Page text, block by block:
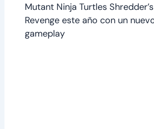
Mutant Ninja Turtles Shredder’s
Revenge este año con un
gameplay